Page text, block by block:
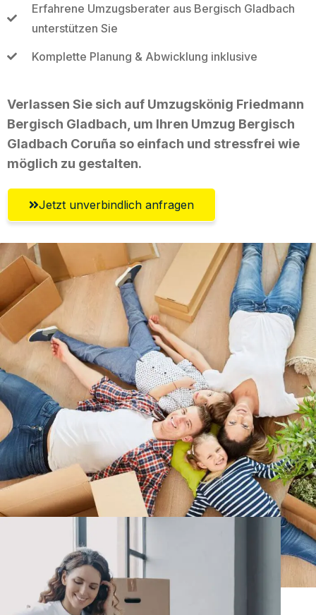
Erfahrene Umzugsberater aus Bergisch Gladbach
unterstützen Sie
Komplette Planung & Abwicklung inklusive
Verlassen Sie sich auf Umzugskönig Friedmann
Bergisch Gladbach, um Ihren Umzug Bergisch
Gladbach Coruña so einfach und stressfrei wie
möglich zu gestalten.
Jetzt unverbindlich anfragen